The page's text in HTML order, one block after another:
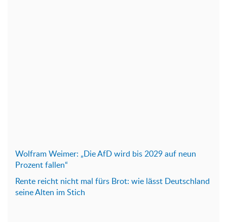
Wolfram Weimer: „Die AfD wird bis 2029 auf neun
Prozent fallen“
Rente reicht nicht mal fürs Brot: wie lässt Deutschland
seine Alten im Stich